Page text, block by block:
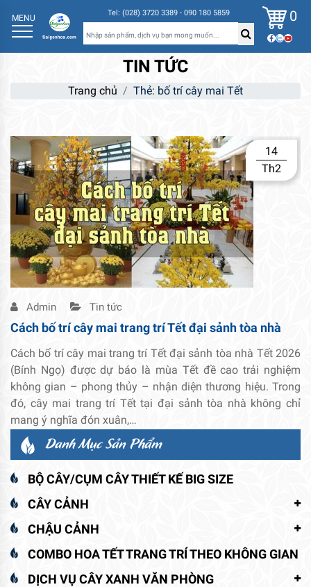
MENU Tel: (028) 3720 3389 - 090 180 5859 0
TIN TỨC
Trang chủ Thẻ: bố trí cây mai Tết
14
Th2
Admin Tin tức
Cách bố trí cây mai trang trí Tết đại sảnh tòa nhà
Cách bố trí cây mai trang trí Tết đại sảnh tòa nhà Tết 2026
(Bính Ngọ) được dự báo là mùa Tết đề cao trải nghiệm
không gian – phong thủy – nhận diện thương hiệu. Trong
đó, cây mai trang trí Tết tại đại sảnh tòa nhà không chỉ
mang ý nghĩa đón xuân,…
Danh Mục Sản Phẩm
BỘ CÂY/CỤM CÂY THIẾT KẾ BIG SIZE
CÂY CẢNH
CHẬU CẢNH
COMBO HOA TẾT TRANG TRÍ THEO KHÔNG GIAN
DỊCH VỤ CÂY XANH VĂN PHÒNG